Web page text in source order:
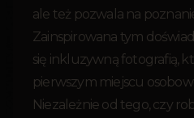
ale też pozwala na
Zainspirowana tym
się inkluzywną fotografią,
pierwszym miejscu
Niezależnie od tego, czy